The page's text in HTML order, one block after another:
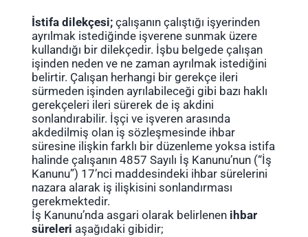
İstifa dilekçesi;çalışanın çalıştığı işyerinden
ayrılmak istediğinde işverene sunmak üzere
kullandığı bir dilekçedir. İşbu belgede çalışan
işinden neden ve ne zaman ayrılmak istediğini
belirtir. Çalışan herhangi bir gerekçe ileri
sürmeden işinden ayrılabileceği gibi bazı haklı
gerekçeleri ileri sürerek de iş akdini
sonlandırabilir. İşçi ve işveren arasında
akdedilmiş olan iş sözleşmesinde ihbar
süresine ilişkin farklı bir düzenleme yoksa istifa
halinde çalışanın 4857 Sayılı İş Kanunu’nun (“İş
Kanunu”) 17’nci maddesindeki ihbar sürelerini
nazara alarak iş ilişkisini sonlandırması
gerekmektedir.
İş Kanunu’nda asgari olarak belirlenen ihbar
süreleri aşağıdaki gibidir;